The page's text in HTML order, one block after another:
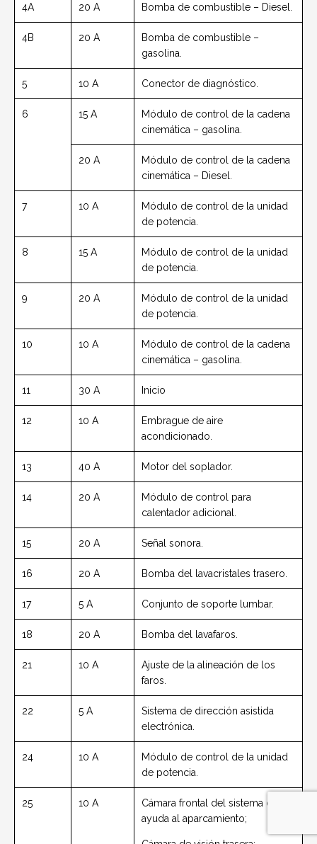
4A 20 A Bomba de combustible – Diesel.
4B 20 A
Bomba de combustible –
gasolina.
5 10 A Conector de diagnóstico.
6 15 A
Módulo de control de la cadena
cinemática – gasolina.
20 A
Módulo de control de la cadena
cinemática – Diesel.
7 10 A
Módulo de control de la unidad
de potencia.
8 15 A
Módulo de control de la unidad
de potencia.
9 20 A
Módulo de control de la unidad
de potencia.
10 10 A
Módulo de control de la cadena
cinemática – gasolina.
11 30 A Inicio
12 10 A
Embrague de aire
acondicionado.
13 40 A Motor del soplador.
14 20 A
Módulo de control para
calentador adicional.
15 20 A Señal sonora.
16 20 A Bomba del lavacristales trasero.
17 5 A Conjunto de soporte lumbar.
18 20 A Bomba del lavafaros.
21 10 A
Ajuste de la alineación de los
faros.
22 5 A
Sistema de dirección asistida
electrónica.
24 10 A
Módulo de control de la unidad
de potencia.
25 10 A
Cámara frontal del sistema de
ayuda al aparcamiento;